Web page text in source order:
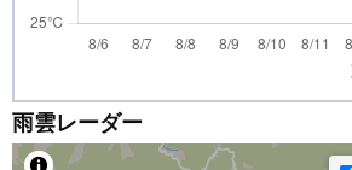
雨雲レーダー